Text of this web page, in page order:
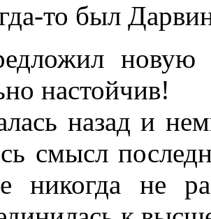
то был
новую
настойчив!
назад и
смысл
никогда не